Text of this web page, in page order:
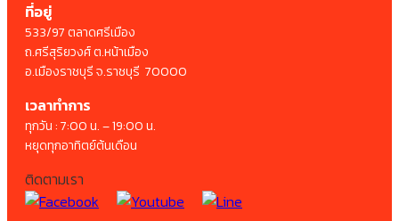
ที่อยู่
533/97 ตลาดศรีเมือง
ถ.ศรีสุริยวงศ์ ต.หน้าเมือง
อ.เมืองราชบุรี จ.ราชบุรี 70000
เวลาทำการ
ทุกวัน : 7:00 น. – 19:00 น.
หยุดทุกอาทิตย์ต้นเดือน
ติดตามเรา